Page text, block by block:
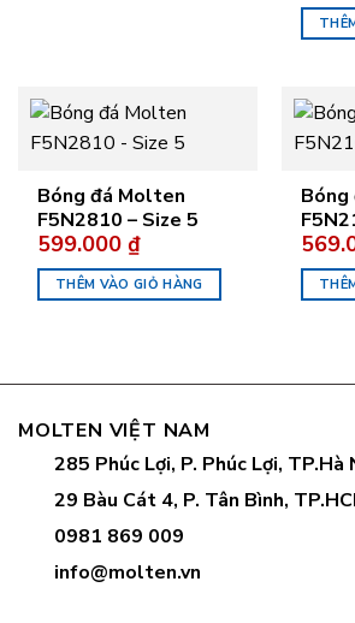
Bóng đá Molten
F5N2810 – Size 5
599.000₫
THÊM VÀO GIỎ HÀNG
MOLTEN VIỆT NAM
285 Phúc Lợi, P. Phúc Lợi, TP.Hà
29 Bàu Cát 4, P. Tân Bình,
0981 869 009
info@molten.vn